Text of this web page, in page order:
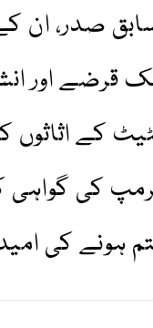
صدر، ان
قرضے اور
کے اثاثوں
کی
ہونے کی